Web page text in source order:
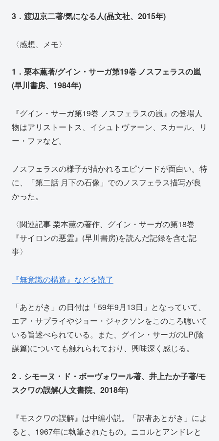
3．渡辺京二著/気になる人(晶文社、2015年)
〈感想、メモ〉
1．栗本薫著/グイン・サーガ第19巻 ノスフェラスの嵐
(早川書房、1984年)
『グイン・サーガ第19巻 ノスフェラスの嵐』の登場人
物はアリストートス、イシュトヴァーン、スカール、リ
ー・ファなど。
ノスフェラスの様子が描かれるエピソードが面白い。特
に、「第二話 月下の石像」でのノスフェラス描写が良
かった。
〈関連記事 栗本薫の著作、グイン・サーガの第18巻
『サイロンの悪霊』(早川書房)を読んだ記録を含む記
事〉
『無意識の構造』などを読了
「あとがき」の日付は「59年9月13日」となっていて、
エア・サプライやジョー・ジャクソンをこのころ聴いて
いる旨述べられている。また、グイン・サーガのLP(陰
謀篇)についても触れられており、興味深く感じる。
2．シモーヌ・ド・ボーヴォワール著、井上たか子著/モ
スクワの誤解(人文書院、2018年)
『モスクワの誤解』は中編小説。「訳者あとがき」によ
ると、1967年に執筆されたもの。ニコルとアンドレと